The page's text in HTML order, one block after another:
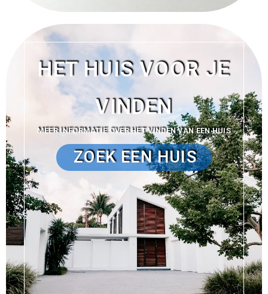
HET HUIS VOOR JE
VINDEN
MEER INFORMATIE OVER HET VINDEN VAN EEN HUIS
ZOEK EEN HUIS